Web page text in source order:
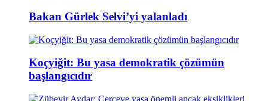
Bakan Gürlek Selvi’yi yalanladı
Koçyiğit: Bu yasa demokratik çözümün
başlangıcıdır